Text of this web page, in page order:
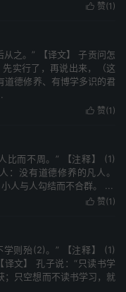
 赞(1 )
从之。” 【译文】 子贡问怎
实行了，再说出来，（这
道德修养、有博学多识的君
 赞(1 )
比而不周。” 【注释】 (1)
没有道德修养的凡人。
人与人勾结而不合群。 ...
 赞(1 )
学则殆(2)。” 【注释】 (1)
文】 孔子说：“只读书学
；只空想而不读书学习，就